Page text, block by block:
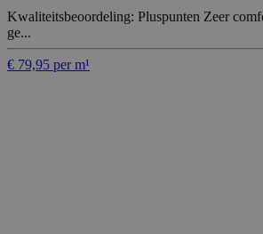
Kwaliteitsbeoordeling: Pluspunten Zeer
ge...
€ 79,95 per m¹